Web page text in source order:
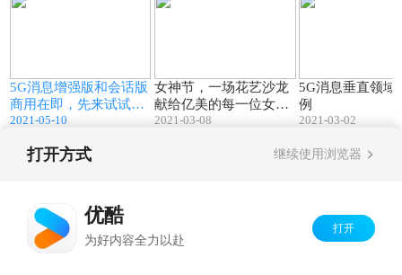
5G消息增强版和会话版
商用在即，先来试试标
准版“富媒体消息”，感
验！#5G消息#
2021-05-10
女神节，一场花艺沙龙
献给亿美的每一位女
生，绽放自我，节日快
2021-03-08
5G消息垂直领域
例
2021-03-02
打开方式 继续使用浏览器
优酷
为好内容全力以赴
打开